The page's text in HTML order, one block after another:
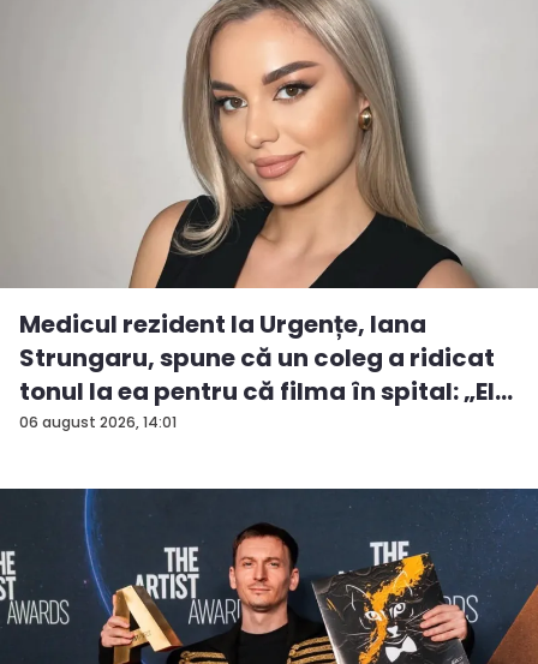
06 august 2026, 14:01
Medicul rezident la Urgențe, Iana
Strungaru, spune că un coleg a ridicat
tonul la ea pentru că filma în spital: „El
a...